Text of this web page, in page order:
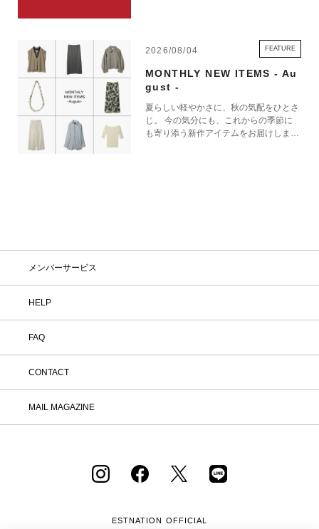
2026/08/04 FEATURE
MONTHLY NEW ITEMS - Au
gust -
夏らしい軽やかさに、秋の気配をひとさ
じ。 今の気分にも、これからの季節に
も寄り添う新作アイテムをお届けしま
メンバーサービス
HELP
FAQ
CONTACT
MAIL MAGAZINE
ESTNATION OFFICIAL